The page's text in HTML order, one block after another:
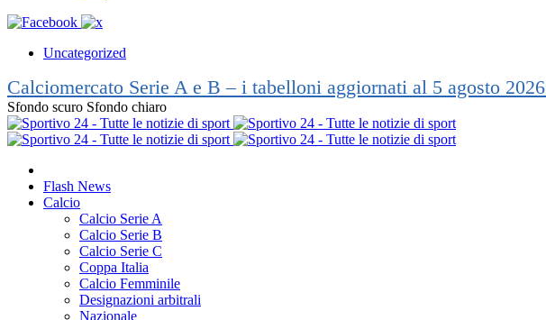
Uncategorized
Calciomercato Serie A e B – i tabelloni aggiornati al 5 agosto 2026
Sfondo scuro Sfondo chiaro
Flash News
Calcio
Calcio Serie A
Calcio Serie B
Calcio Serie C
Coppa Italia
Calcio Femminile
Designazioni arbitrali
Nazionale